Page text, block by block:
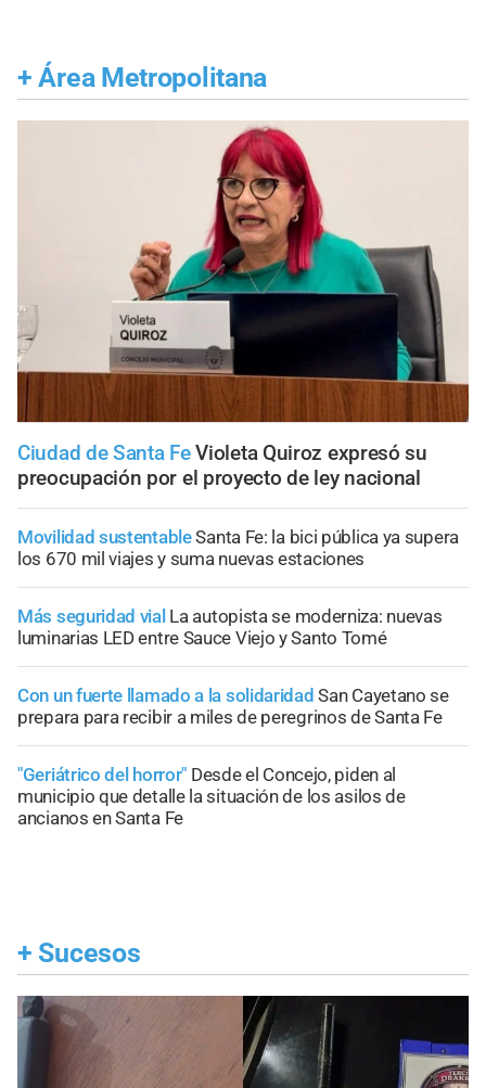
+ Área Metropolitana
Ciudad de Santa Fe Violeta Quiroz expresó su
preocupación por el proyecto de ley nacional
Movilidad sustentableSanta Fe: la bici pública ya supera
los 670 mil viajes y suma nuevas estaciones
Más seguridad vial La autopista se moderniza: nuevas
luminarias LED entre Sauce Viejo y Santo Tomé
Con un fuerte llamado a la solidaridad San Cayetano se
prepara para recibir a miles de peregrinos de Santa Fe
"Geriátrico del horror" Desde el Concejo, piden al
municipio que detalle la situación de los asilos de
ancianos en Santa Fe
+ Sucesos